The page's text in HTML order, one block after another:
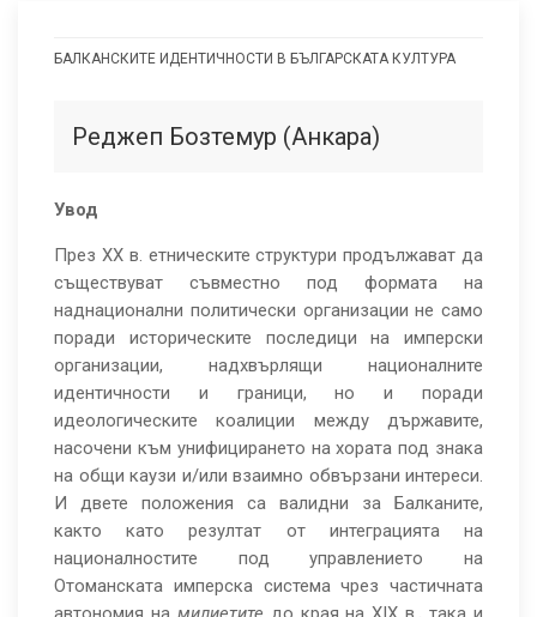
и
–
създаването
на
нация
и
национална
държава
на
Балканите
БАЛКАНСКИТЕ ИДЕНТИЧНОСТИ В БЪЛГАРСКАТА КУЛТУРА
Реджеп Бозтемур (Анкара)
Увод
През ХХ в. етническите структури продължават да
съществуват съвместно под формата на
наднационални политически организации не само
поради историческите последици на имперски
организации, надхвърлящи националните
идентичности и граници, но и поради
идеологическите коалиции между държавите,
насочени към унифицирането на хората под знака
на общи каузи и/или взаимно обвързани интереси.
И двете положения са валидни за Балканите,
както като резултат от интеграцията на
националностите под управлението на
Отоманската имперска система чрез частичната